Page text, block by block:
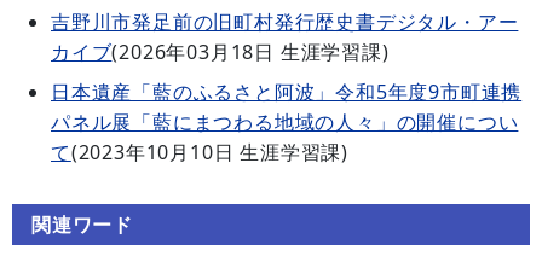
吉野川市発足前の旧町村発行歴史書デジタル・アー
カイブ(2026年03月18日 生涯学習課)
日本遺産「藍のふるさと阿波」令和5年度9市町連携
パネル展「藍にまつわる地域の人々」の開催につい
て(2023年10月10日 生涯学習課)
関連ワード